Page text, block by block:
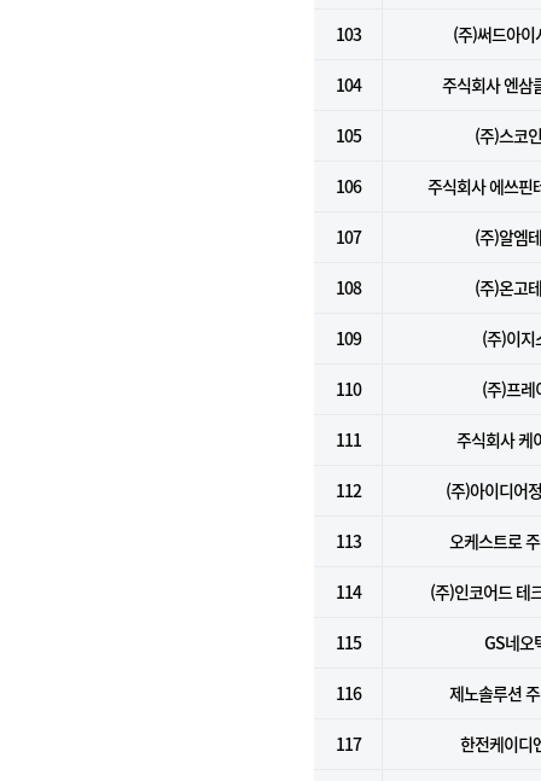
103 (주)써드아이
104 주식회사 엔삼
105 (주)스코
106 주식회사 에쓰핀
107 (주)알엠
108 (주)온고
109 (주)이지
110 (주)프레
111 주식회사 케
112 (주)아이디어
113 오케스트로
114 (주)인코어드 테
115 GS네오
116 제노솔루션
117 한전케이디